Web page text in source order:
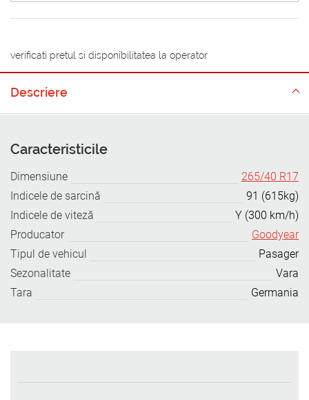
verificati pretul si disponibilitatea la operator
Descriere
Caracteristicile
Dimensiune
265/40 R17
Indicele de sarcină
91 (615kg)
Indicele de viteză
Y (300 km/h)
Producator
Goodyear
Tipul de vehicul
Pasager
Sezonalitate
Vara
Tara
Germania